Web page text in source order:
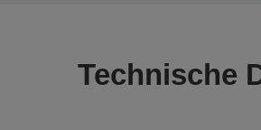
Technische